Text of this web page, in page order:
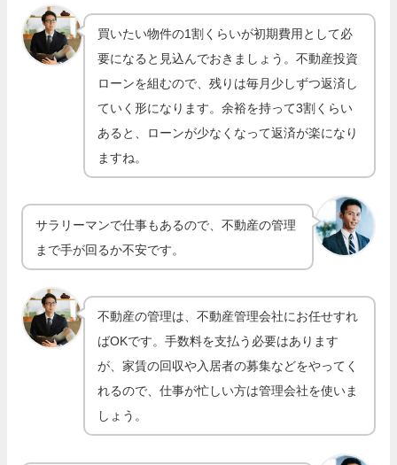
買いたい物件の1割くらいが初期費用として必
要になると見込んでおきましょう。不動産投資
ローンを組むので、残りは毎月少しずつ返済し
ていく形になります。余裕を持って3割くらい
あると、ローンが少なくなって返済が楽になり
ますね。
サラリーマンで仕事もあるので、不動産の管理
まで手が回るか不安です。
不動産の管理は、不動産管理会社にお任せすれ
ばOKです。手数料を支払う必要はあります
が、家賃の回収や入居者の募集などをやってく
れるので、仕事が忙しい方は管理会社を使いま
しょう。